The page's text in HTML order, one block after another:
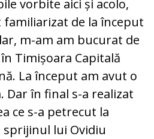
vorbite aici și acolo,
familiarizat de la început
m-am am bucurat de
Timișoara Capitală
La început am avut o
Dar în final s-a realizat
ce s-a petrecut la
sprijinul lui Ovidiu